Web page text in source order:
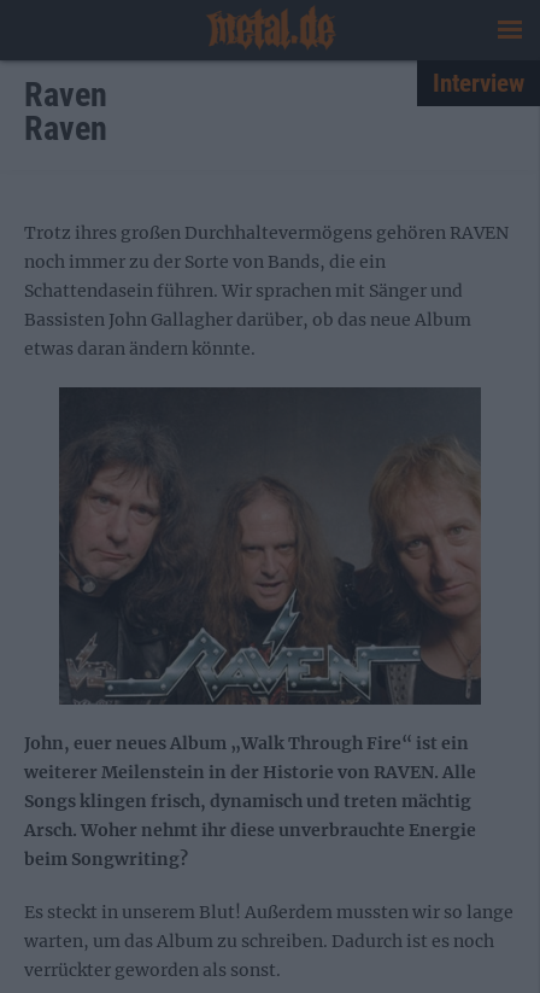
Raven
Raven
Interview
Trotz ihres großen Durchhaltevermögens gehören RAVEN
noch immer zu der Sorte von Bands, die ein
Schattendasein führen. Wir sprachen mit Sänger und
Bassisten John Gallagher darüber, ob das neue Album
etwas daran ändern könnte.
John, euer neues Album „Walk Through Fire“ ist ein
weiterer Meilenstein in der Historie von RAVEN. Alle
Songs klingen frisch, dynamisch und treten mächtig
Arsch. Woher nehmt ihr diese unverbrauchte Energie
beim Songwriting?
Es steckt in unserem Blut! Außerdem mussten wir so lange
warten, um das Album zu schreiben. Dadurch ist es noch
verrückter geworden als sonst.